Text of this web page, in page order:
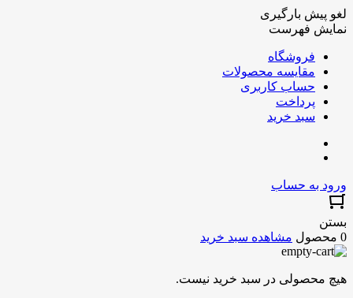
لغو پیش بارگیری
نمایش فهرست
فروشگاه
مقایسه محصولات
حساب کاربری
پرداخت
سبد خرید
ورود به حساب
بستن
0 محصول
مشاهده سبد خرید
هیچ محصولی در سبد خرید نیست.